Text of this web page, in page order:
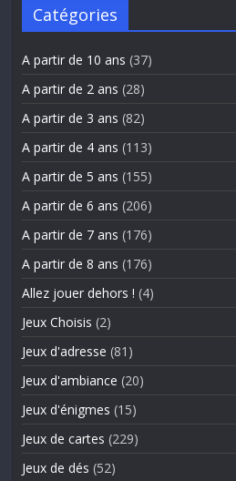
Catégories
A partir de 10 ans (37)
A partir de 2 ans (28)
A partir de 3 ans (82)
A partir de 4 ans (113)
A partir de 5 ans (155)
A partir de 6 ans (206)
A partir de 7 ans (176)
A partir de 8 ans (176)
Allez jouer dehors ! (4)
Jeux Choisis (2)
Jeux d'adresse (81)
Jeux d'ambiance (20)
Jeux d'énigmes (15)
Jeux de cartes (229)
Jeux de dés (52)